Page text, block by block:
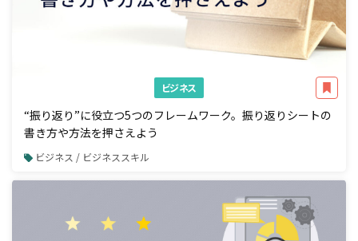
ビジネス
“振り返り”に役立つ5つのフレームワーク。振り返りシートの
書き方や方法を押さえよう
ビジネス / ビジネススキル